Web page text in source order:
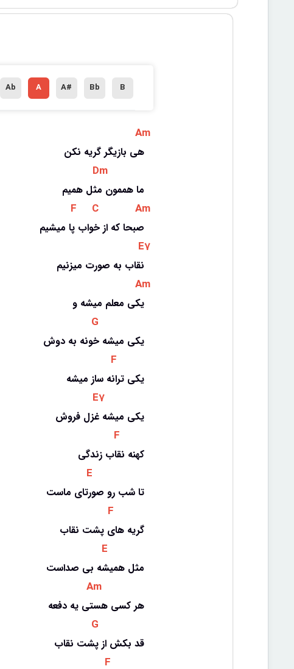
B
Bb
A#
A
Ab
Am
هی بازیگر گریه نکن
Dm
ما هممون مثل همیم
F C Am
صبحا که از خواب پا میشیم
E7
نقاب به صورت میزنیم
Am
یکی معلم میشه و
G
یکی میشه خونه به دوش
F
یکی ترانه ساز میشه
E7
یکی میشه غزل فروش
F
کهنه نقاب زندگی
E
تا شب رو صورتای ماست
F
گریه های پشت نقاب
E
مثل همیشه بی صداست
Am
هر کسی هستی یه دفعه
G
قد بکش از پشت نقاب
F